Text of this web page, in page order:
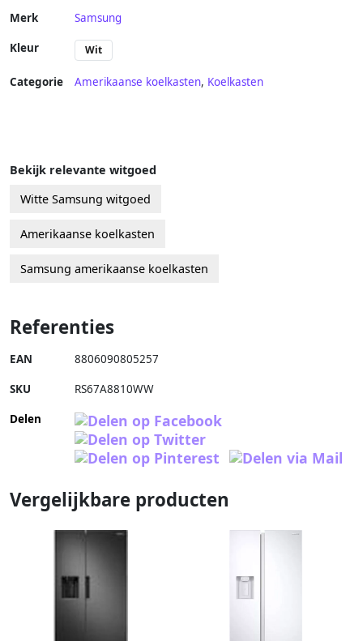
Merk Samsung
Kleur Wit
Categorie Amerikaanse koelkasten, Koelkasten
Bekijk relevante witgoed
Witte Samsung witgoed
Amerikaanse koelkasten
Samsung amerikaanse koelkasten
Referenties
EAN 8806090805257
SKU RS67A8810WW
Delen
Vergelijkbare producten